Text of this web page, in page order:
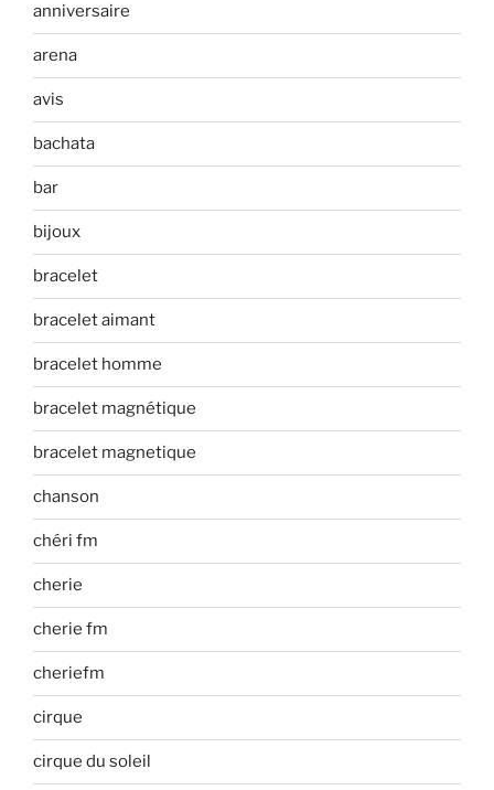
anniversaire
arena
avis
bachata
bar
bijoux
bracelet
bracelet aimant
bracelet homme
bracelet magnétique
bracelet magnetique
chanson
chéri fm
cherie
cherie fm
cheriefm
cirque
cirque du soleil